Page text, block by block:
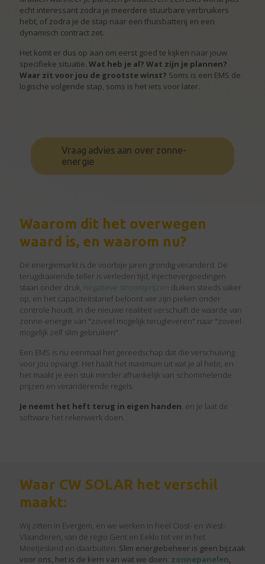
echt interessant zodra je meerdere stuurbare verbruikers
hebt, of zodra je de stap naar een thuisbatterij en een
dynamisch contract zet.
Het komt er dus op aan om eerst goed te kijken naar jouw
specifieke situatie. Wat heb je al? Wat zijn je plannen?
Waar zit voor jou de grootste winst? Soms is een EMS de
logische volgende stap, soms is het iets voor later.
Vraag advies aan over zonne-
energie
Waarom dit het overwegen
waard is, en waarom nu?
De energiemarkt is de voorbije jaren grondig veranderd. De
terugdraaiende teller is verleden tijd, injectievergoedingen
staan onder druk, negatieve stroomprijzen duiken steeds vaker
op, en het capaciteitstarief beloont wie zijn pieken onder
controle houdt. In die nieuwe realiteit verschuift de waarde van
zonne-energie van "zoveel mogelijk terugleveren" naar "zoveel
mogelijk zelf slim gebruiken".
Een EMS is nu eenmaal het gereedschap dat die verschuiving
voor jou opvangt. Het haalt het maximum uit wat je al hebt, en
het maakt je een stuk minder afhankelijk van schommelende
prijzen en veranderende regels.
Je neemt het heft terug in eigen handen, en je laat de
software het rekenwerk doen.
Waar CW SOLAR het verschil
maakt:
Wij zitten in Evergem, en we werken in heel Oost- en West-
Vlaanderen, van de regio Gent en Eeklo tot ver in het
Meetjesland en daarbuiten. Slim energiebeheer is geen bijzaak
voor ons, het is de kern van wat we doen: zonnepanelen,